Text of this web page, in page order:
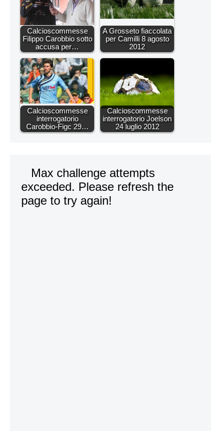
Calcioscommesse
Filippo Carobbio sotto
accusa per…
A Grosseto fiaccolata
per Camilli 8 agosto
2012
Calcioscommesse
interrogatorio
Carobbio-Figc 29…
Calcioscommesse
interrogatorio Joelson
24 luglio 2012